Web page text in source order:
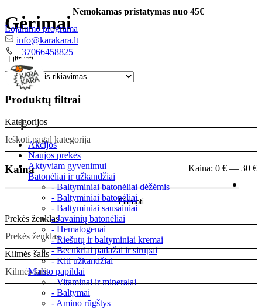
Nemokamas pristatymas nuo 45€
Lojalumo programa
info@karakara.ltEl.
+37066458825Telefonas
Toggle
navigation
Akcijos
Naujos prekės
Aktyviam gyvenimui
Batonėliai ir užkandžiai
- Baltyminiai batonėliai dėžėmis
- Baltyminiai batonėliai
- Baltyminiai sausainiai
- Javainių batonėliai
- Hematogenai
- Riešutų ir baltyminiai kremai
- Becukriai padažai ir sirupai
- Kiti užkandžiai
Maisto papildai
- Vitaminai ir mineralai
- Baltymai
- Amino rūgštys
Gėrimai
Filtruoti
Produktų filtrai
Kategorijos
Ieškoti pagal kategorija
Kaina
Filtruoti
Kaina: 0 € — 30 €
Prekės ženklas
Prekės ženklas
Kilmės šalis
Kilmės šalis